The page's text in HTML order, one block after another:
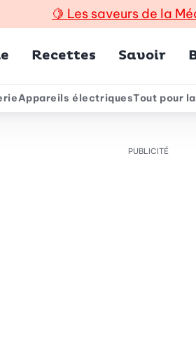
🍋 Les saveurs de la
Recettes Savoir
Appareils électriquesTout pour
PUBLICITÉ